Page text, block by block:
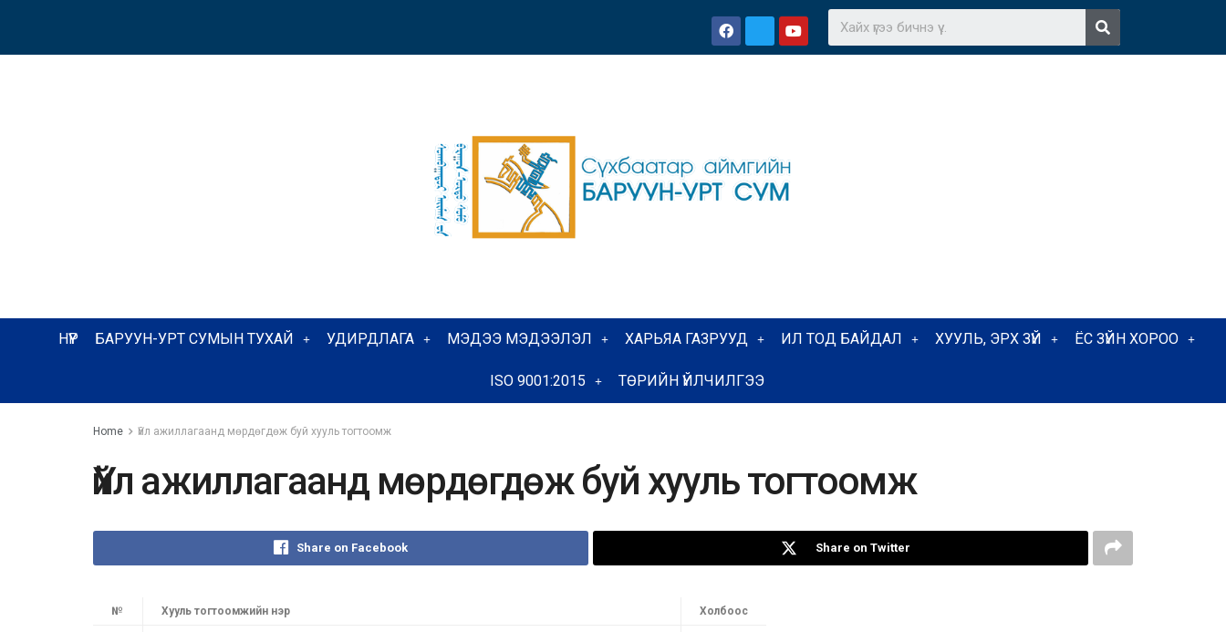
НҮҮР БАРУУН-УРТ СУМЫН ТУХАЙ УДИРДЛАГА МЭДЭЭ МЭДЭЭЛЭЛ ХАРЬЯА ГАЗРУУД ИЛ ТОД БАЙДАЛ ХУУЛЬ, ЭРХ ЗҮЙ ЁС ЗҮЙН ХОРОО
ISO 9001:2015 ТӨРИЙН ҮЙЛЧИЛГЭЭ
Home Үйл ажиллагаанд мөрдөгдөж буй хууль тогтоомж
Үйл ажиллагаанд мөрдөгдөж буй хууль тогтоомж
Share on Facebook Share on Twitter
№ Хууль тогтоомжийн нэр Холбоос